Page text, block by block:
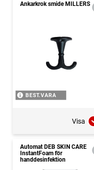
Ankarkrok smide MILLERS
BEST.VARA
Visa
Automat DEB SKIN CARE
InstantFoam för
handdesinfektion